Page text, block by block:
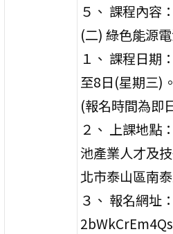
５、 課程內容
(二) 綠色能源
１、 課程日期
至8日(星期三)。
(報名時間為即
２、 上課地點
池產業人才及
北市泰山區南
３、 報名網